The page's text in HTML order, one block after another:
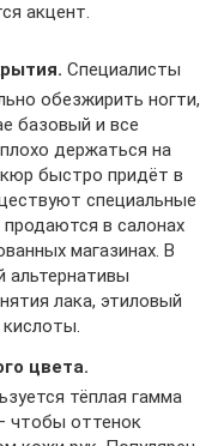
акцент.
Специалисты
обезжирить ногти,
базовый и все
держаться на
быстро придёт в
специальные
в салонах
магазинах. В
альтернативы
лака, этиловый
цвета.
тёплая гамма
чтобы оттенок